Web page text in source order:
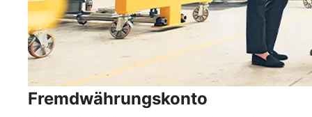
Fremdwährungskonto